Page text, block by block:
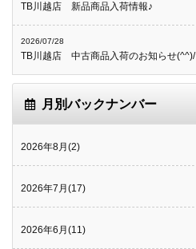
TB川越店 新品商品入荷情報♪
2026/07/28
TB川越店 中古商品入荷のお知らせ(^^)/
月別バックナンバー
2026年8月(2)
2026年7月(17)
2026年6月(11)